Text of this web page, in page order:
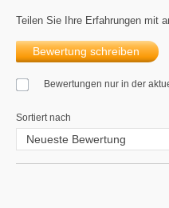
Teilen Sie Ihre Erfahrungen mit
Bewertung schreiben
Bewertungen nur in der
Sortiert nach